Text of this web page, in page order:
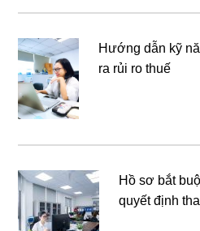
Hướng dẫn kỹ
ra rủi ro thuế
Hồ sơ bắt
quyết định